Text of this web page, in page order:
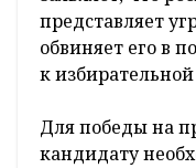
В последние
активную
оценках друг
выпады. 78-
отсутствии